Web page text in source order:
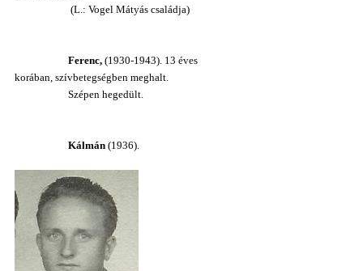
(L.: Vogel Mátyás családja)
Ferenc, (1930-1943). 13 éves
korában, szívbetegségben meghalt.
Szépen hegedült.
Kálmán (1936).